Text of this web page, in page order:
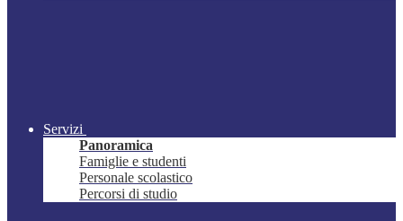
Servizi
Panoramica
Famiglie e studenti
Personale scolastico
Percorsi di studio